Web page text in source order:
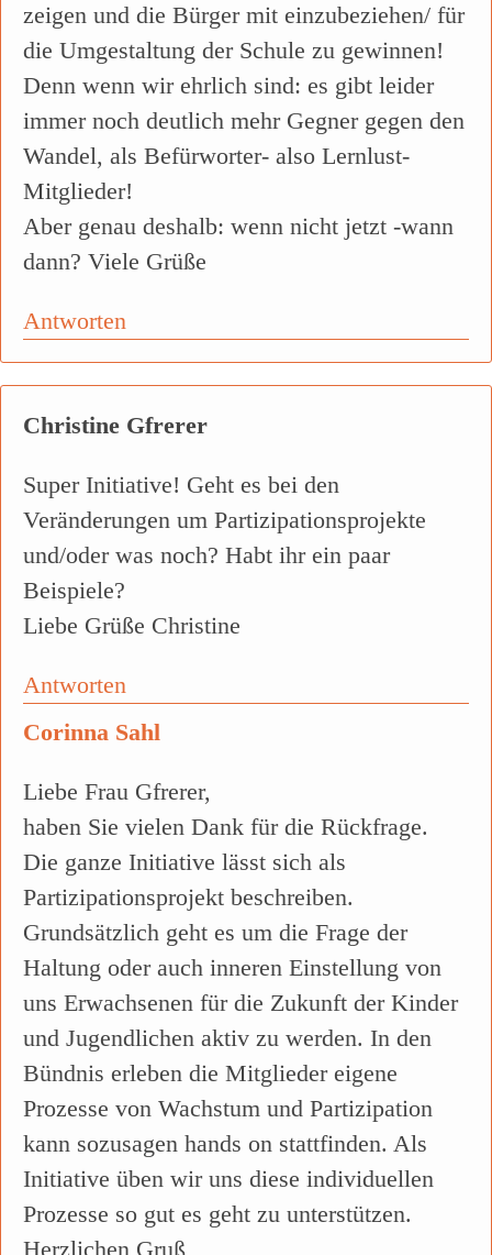
zeigen und die Bürger mit einzubeziehen/ für
die Umgestaltung der Schule zu gewinnen!
Denn wenn wir ehrlich sind: es gibt leider
immer noch deutlich mehr Gegner gegen den
Wandel, als Befürworter- also Lernlust-
Mitglieder!
Aber genau deshalb: wenn nicht jetzt -wann
dann? Viele Grüße
Antworten
Christine Gfrerer
Super Initiative! Geht es bei den
Veränderungen um Partizipationsprojekte
und/oder was noch? Habt ihr ein paar
Beispiele?
Liebe Grüße Christine
Antworten
Corinna Sahl
Liebe Frau Gfrerer,
haben Sie vielen Dank für die Rückfrage.
Die ganze Initiative lässt sich als
Partizipationsprojekt beschreiben.
Grundsätzlich geht es um die Frage der
Haltung oder auch inneren Einstellung von
uns Erwachsenen für die Zukunft der Kinder
und Jugendlichen aktiv zu werden. In den
Bündnis erleben die Mitglieder eigene
Prozesse von Wachstum und Partizipation
kann sozusagen hands on stattfinden. Als
Initiative üben wir uns diese individuellen
Prozesse so gut es geht zu unterstützen.
Herzlichen Gruß